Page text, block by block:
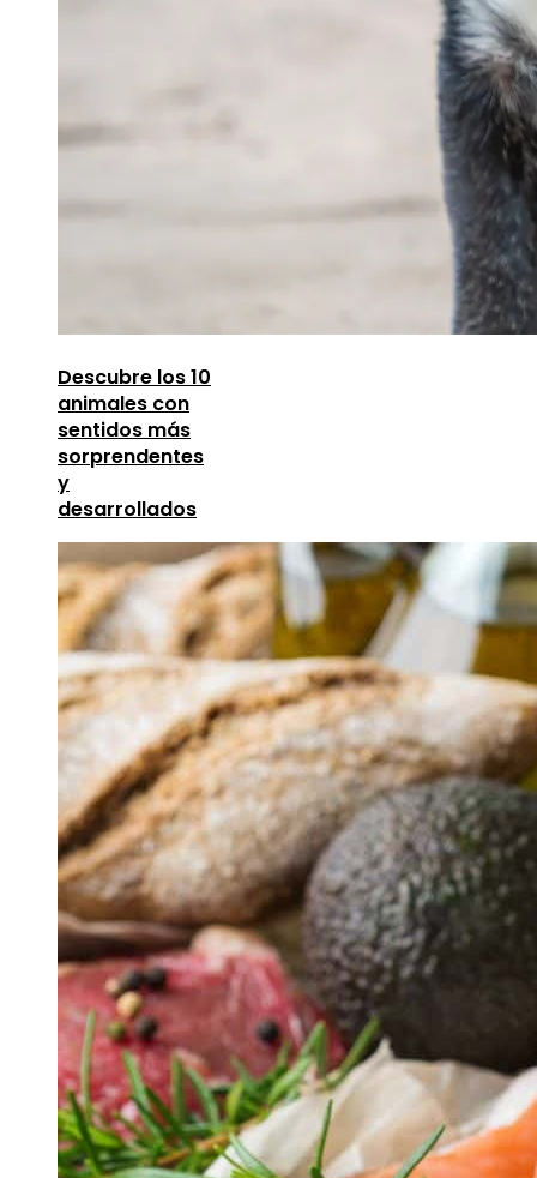
Descubre los 10
animales con
sentidos más
sorprendentes
y
desarrollados